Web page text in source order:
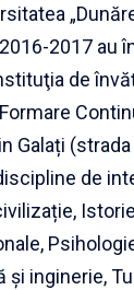
2017 au
de
Galați
de
și inginerie,